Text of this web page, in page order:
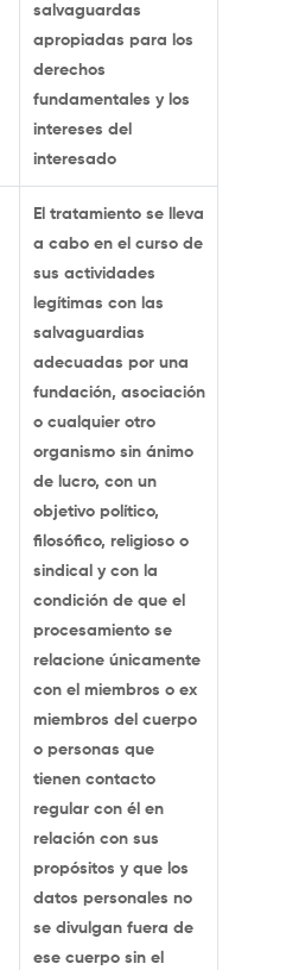
salvaguardas
apropiadas para los
derechos
fundamentales y los
intereses del
interesado
El tratamiento se lleva
a cabo en el curso de
sus actividades
legítimas con las
salvaguardias
adecuadas por una
fundación, asociación
o cualquier otro
organismo sin ánimo
de lucro, con un
objetivo político,
filosófico, religioso o
sindical y con la
condición de que el
procesamiento se
relacione únicamente
con el miembros o ex
miembros del cuerpo
o personas que
tienen contacto
regular con él en
relación con sus
propósitos y que los
datos personales no
se divulgan fuera de
ese cuerpo sin el